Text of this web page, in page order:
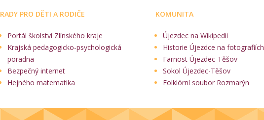
RADY PRO DĚTI A RODIČE
Portál školství Zlínského kraje
Krajská pedagogicko-psychologická
poradna
Bezpečný internet
Hejného matematika
KOMUNITA
Újezdec na Wikipedii
Historie Újezdce na fotografiích
Farnost Újezdec-Těšov
Sokol Újezdec-Těšov
Folklórní soubor Rozmarýn